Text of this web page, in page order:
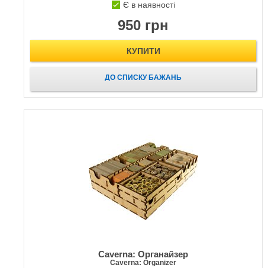
Є в наявності
950 грн
КУПИТИ
ДО СПИСКУ БАЖАНЬ
Caverna: Органайзер
Caverna: Organizer